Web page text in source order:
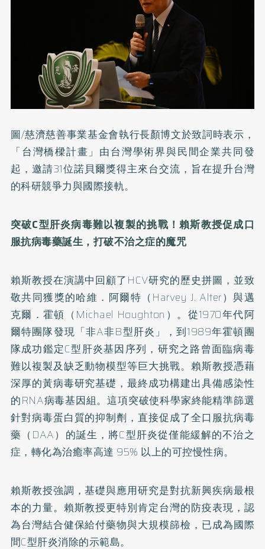
圖/慈濟慈善事業基金會執行長顏博文於致詞時表示，
「台灣橋樑計畫」由台灣學術界與民間企業共同發
起，邀請31位諾貝爾獎得主來台交流，旨在提升台灣
的科研競爭力與國際接軌。
突破C型肝炎病毒難以複製的挑戰！賴斯教授促成口
服抗病毒藥誕生，打破不治之症的魔咒
賴斯教授在演講中回顧了HCV研究的歷史拼圖，並致
敬共同獲獎的哈維．阿爾特（Harvey J. Alter）與邁
克爾．霍頓（Michael Houghton）。從1970年代阿
爾特團隊發現「非A非B型肝炎」，到1989年霍頓團
隊成功鑑定C型肝炎基因序列，研究之路曾面臨病毒
難以複製及缺乏動物模型等巨大挑戰。賴斯教授憑藉
深厚的黃病毒研究基礎，最終成功構建出具備感染性
的RNA病毒基因組。這項突破使科學家終能精準篩選
針對病毒蛋白質的抑制劑，直接促成了全口服抗病毒
藥（DAA）的誕生，將C型肝炎從僅能緩解的不治之
症，轉化為治癒率高達 95% 以上的可控慢性病。
賴斯教授強調，基礎與應用研究是對抗新興疾病最根
本的力量。賴斯教授更特別肯定台灣的防疫表現，認
為台灣結合健保給付藥物與大規模篩檢，已成為國際
間C型肝炎消除的示範島。